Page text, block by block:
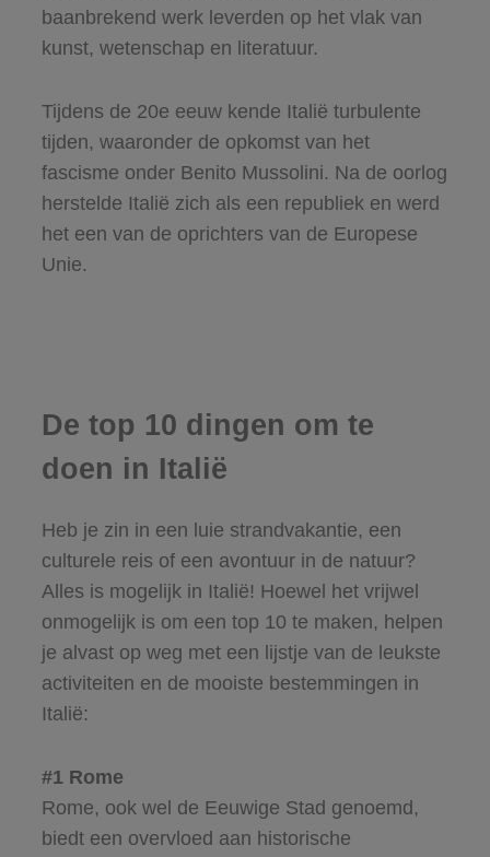
baanbrekend werk leverden op het vlak van
kunst, wetenschap en literatuur.
Tijdens de 20e eeuw kende Italië turbulente
tijden, waaronder de opkomst van het
fascisme onder Benito Mussolini. Na de oorlog
herstelde Italië zich als een republiek en werd
het een van de oprichters van de Europese
Unie.
De top 10 dingen om te
doen in Italië
Heb je zin in een luie strandvakantie, een
culturele reis of een avontuur in de natuur?
Alles is mogelijk in Italië! Hoewel het vrijwel
onmogelijk is om een top 10 te maken, helpen
je alvast op weg met een lijstje van de leukste
activiteiten en de mooiste bestemmingen in
Italië:
#1 Rome
Rome, ook wel de Eeuwige Stad genoemd,
biedt een overvloed aan historische